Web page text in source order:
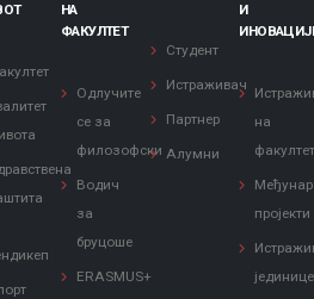
НА
ФАКУЛТЕТ
Одлучите
се за
филозофски
Водич
за
бруцоше
ERASMUS+
Студент
Истраживач
Партнер
Алумни
И
на
пројекти
јединице